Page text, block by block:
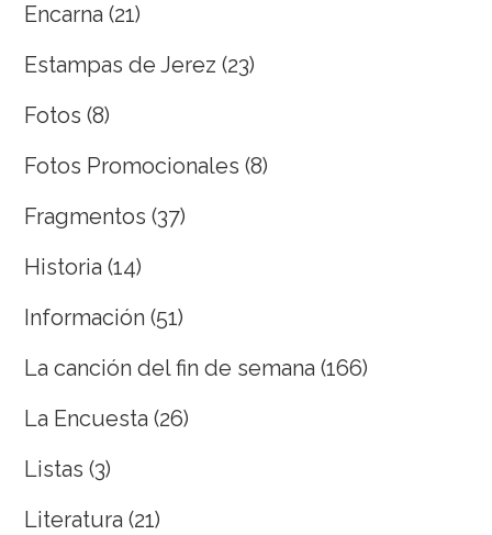
Encarna (21)
Estampas de Jerez (23)
Fotos (8)
Fotos Promocionales (8)
Fragmentos (37)
Historia (14)
Información (51)
La canción del fin de semana (166)
La Encuesta (26)
Listas (3)
Literatura (21)